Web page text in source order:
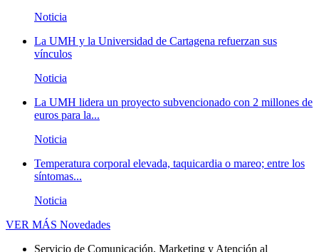
Noticia
La UMH y la Universidad de Cartagena refuerzan sus
vínculos
Noticia
La UMH lidera un proyecto subvencionado con 2 millones de
euros para la...
Noticia
Temperatura corporal elevada, taquicardia o mareo; entre los
síntomas...
Noticia
VER MÁS Novedades
Servicio de Comunicación, Marketing y Atención al